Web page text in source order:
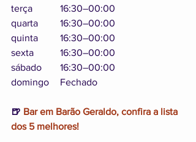
terça		16:30–00:00
quarta	16:30–00:00
quinta	16:30–00:00
sexta 	16:30–00:00
sábado	16:30–00:00
domingo	Fechado
🍺 Bar em Barão Geraldo, confira a lista
dos 5 melhores!